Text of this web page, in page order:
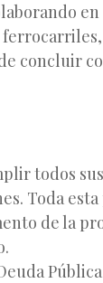
concluir
todos
Toda
de la